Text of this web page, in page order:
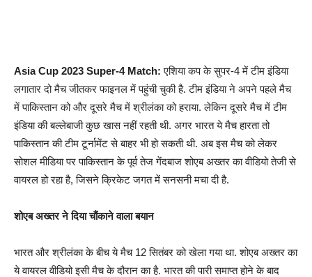
Asia Cup 2023 Super-4 Match:एशिया कप के सुपर-4 में टीम इंडिया
लगातार दो मैच जीतकर फाइनल में पहुंची चुकी है. टीम इंडिया ने अपने पहले मैच
में पाकिस्तान को और दूसरे मैच में श्रीलंका को हराया. लेकिन दूसरे मैच में टीम
इंडिया की बल्लेबाजी कुछ खास नहीं रहती थी. अगर भारत ये मैच हारता तो
पाकिस्तान की टीम टूर्नामेंट से बाहर भी हो सकती थी. अब इस मैच को लेकर
सोशल मीडिया पर पाकिस्तान के पूर्व तेज गेंदबाज शोएब अख्तर का वीडियो तेजी से
वायरल हो रहा है, जिसने क्रिकेट जगत में सनसनी मचा दी है.
शोएब अख्तर ने दिया चौंकाने वाला बयान
भारत और श्रीलंका के बीच ये मैच 12 सितंबर को खेला गया था. शोएब अख्तर का
ये वायरल वीडियो इसी मैच के दौरान का है. भारत की पारी समाप्त होने के बाद